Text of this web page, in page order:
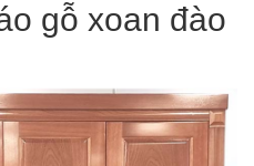
gỗ xoan đào